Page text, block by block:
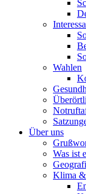
Wahlen
Über uns
Was ist
Klima